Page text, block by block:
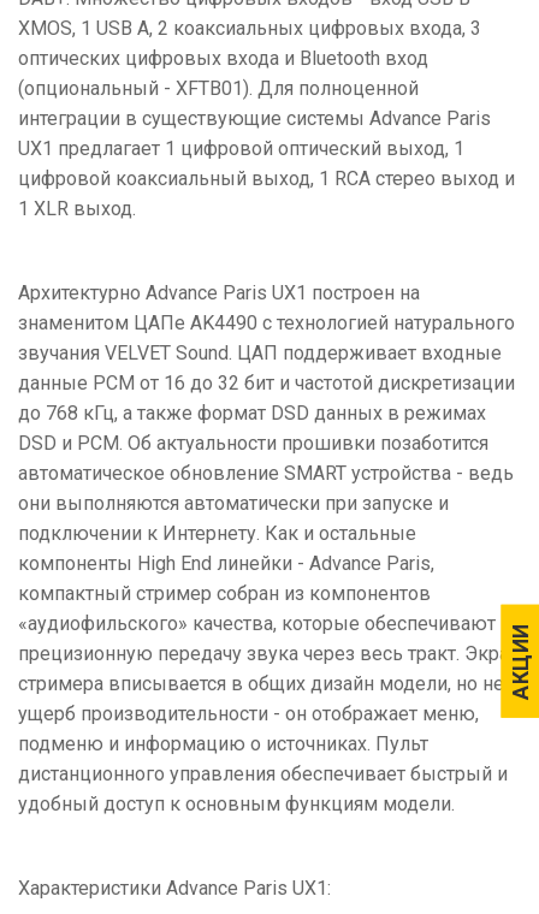
АКЦИИ
АКЦИИ
XMOS, 1 USB A, 2 коаксиальных цифровых входа, 3
оптических цифровых входа и Bluetooth вход
(опциональный - XFTB01). Для полноценной
интеграции в существующие системы Advance Paris
UX1 предлагает 1 цифровой оптический выход, 1
цифровой коаксиальный выход, 1 RCA стерео выход и
1 XLR выход.
Архитектурно Advance Paris UX1 построен на
знаменитом ЦАПе AK4490 с технологией натурального
звучания VELVET Sound. ЦАП поддерживает входные
данные PCM от 16 до 32 бит и частотой дискретизации
до 768 кГц, а также формат DSD данных в режимах
DSD и PCM. Об актуальности прошивки позаботится
автоматическое обновление SMART устройства - ведь
они выполняются автоматически при запуске и
подключении к Интернету. Как и остальные
компоненты High End линейки - Advance Paris,
компактный стример собран из компонентов
«аудиофильского» качества, которые обеспечивают
прецизионную передачу звука через весь тракт. Экран
стримера вписывается в общих дизайн модели, но не в
ущерб производительности - он отображает меню,
подменю и информацию о источниках. Пульт
дистанционного управления обеспечивает быстрый и
удобный доступ к основным функциям модели.
Характеристики Advance Paris UX1: